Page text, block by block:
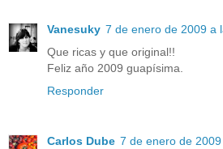
Vanesuky 7 de enero de 2009 a
Que ricas y que original!!
Feliz año 2009 guapísima.
Responder
Carlos Dube 7 de enero de